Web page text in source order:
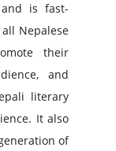
is fast-
Nepalese
their
and
literary
It also
of